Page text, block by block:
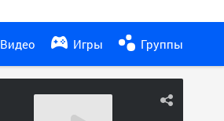
Видео Игры Группы